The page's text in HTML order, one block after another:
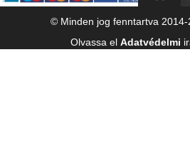
© Minden jog fenntartva 2014-
Olvassa el Adatvédelmi